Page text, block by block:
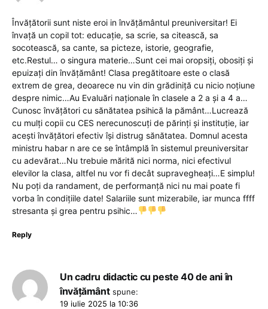
Învățătorii sunt niste eroi in învățământul preuniversitar! Ei
învață un copil tot: educație, sa scrie, sa citească, sa
socotească, sa cante, sa picteze, istorie, geografie,
etc.Restul… o singura materie…Sunt cei mai oropsiți, obosiți și
epuizați din învățământ! Clasa pregătitoare este o clasă
extrem de grea, deoarece nu vin din grădiniță cu nicio noțiune
despre nimic…Au Evaluări naționale în clasele a 2 a și a 4 a…
Cunosc învățători cu sănătatea psihică la pământ…Lucrează
cu mulți copii cu CES nerecunoscuți de părinți și instituție, iar
acești învățători efectiv își distrug sănătatea. Domnul acesta
ministru habar n are ce se întâmplă în sistemul preuniversitar
cu adevărat…Nu trebuie mărită nici norma, nici efectivul
elevilor la clasa, altfel nu vor fi decât supravegheați…E simplu!
Nu poți da randament, de performanță nici nu mai poate fi
vorba în condițiile date! Salariile sunt mizerabile, iar munca ffff
stresanta și grea pentru psihic…
Reply
Un cadru didactic cu peste 40 de ani în
învățământ spune:
19 iulie 2025 la 10:36